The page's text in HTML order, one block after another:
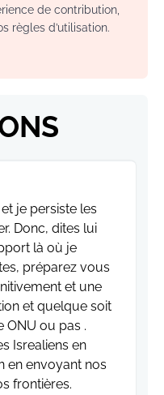
de contribution,
règles d’utilisation.
je persiste les
Donc, dites lui
là où je
préparez vous
et une
et quelque soit
ONU ou pas .
Isrealiens en
en envoyant nos
frontières.